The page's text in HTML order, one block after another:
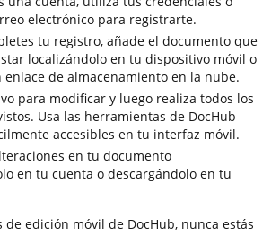
electrónico para registrarte.
tu registro, añade el documento que
localizándolo en tu dispositivo móvil o
de almacenamiento en la nube.
para modificar y luego realiza todos los
Usa las herramientas de DocHub
accesibles en tu interfaz móvil.
en tu documento
en tu cuenta o descargándolo en tu
de edición móvil de DocHub, nunca estás